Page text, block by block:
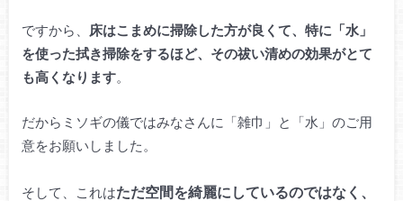
ですから、
床はこまめに掃除した方が良くて、特に「水」
を使った拭き掃除をするほど、その祓い清めの効果がとて
も高くなります。
だからミソギの儀ではみなさんに「雑巾」と「水」のご用
意をお願いしました。
そして、これはただ空間を綺麗にしているのではなく、